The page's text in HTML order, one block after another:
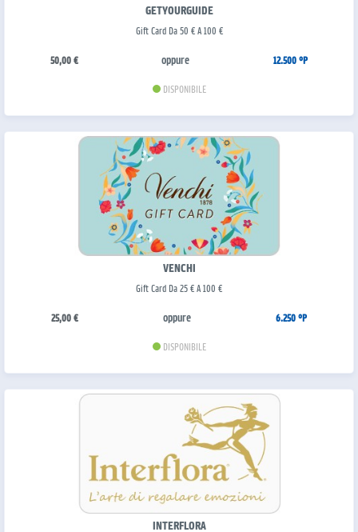
GETYOURGUIDE
Gift Card Da 50 € A 100 €
50,00 € oppure 12.500 °P
DISPONIBILE
VENCHI
Gift Card Da 25 € A 100 €
25,00 € oppure 6.250 °P
DISPONIBILE
INTERFLORA